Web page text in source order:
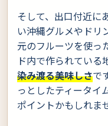
そして、出口付近に
い沖縄グルメやドリ
元のフルーツを使っ
ド内で作られている
染み渡る美味しさで
っとしたティータイ
ポイントかもしれま